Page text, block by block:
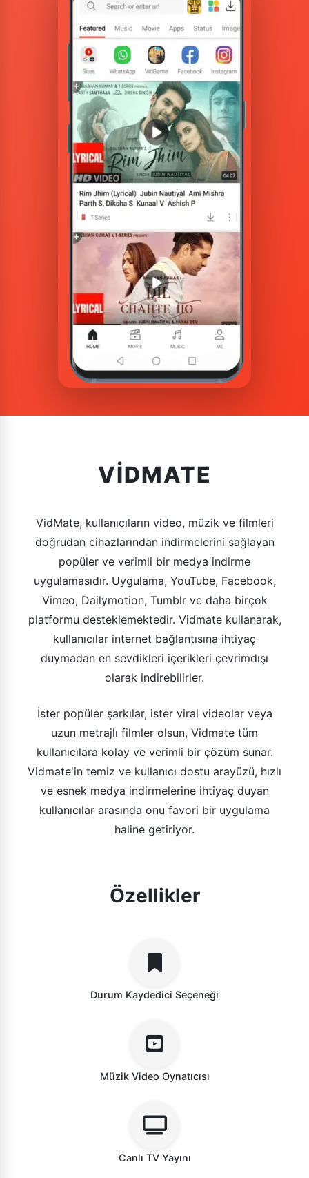
VIDMATE
VidMate, kullanıcıların video, müzik ve filmleri
doğrudan cihazlarından indirmelerini sağlayan
popüler ve verimli bir medya indirme
uygulamasıdır. Uygulama, YouTube, Facebook,
Vimeo, Dailymotion, Tumblr ve daha birçok
platformu desteklemektedir. Vidmate kullanarak,
kullanıcılar internet bağlantısına ihtiyaç
duymadan en sevdikleri içerikleri çevrimdışı
olarak indirebilirler.
İster popüler şarkılar, ister viral videolar veya
uzun metrajlı filmler olsun, Vidmate tüm
kullanıcılara kolay ve verimli bir çözüm sunar.
Vidmate'in temiz ve kullanıcı dostu arayüzü, hızlı
ve esnek medya indirmelerine ihtiyaç duyan
kullanıcılar arasında onu favori bir uygulama
haline getiriyor.
Özellikler
Durum Kaydedici Seçeneği
Müzik Video Oynatıcısı
Canlı TV Yayını